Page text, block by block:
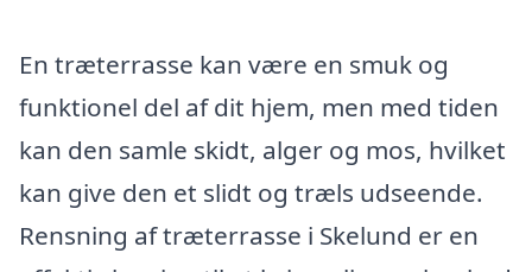
En træterrasse kan være en smuk og
funktionel del af dit hjem, men med tiden
kan den samle skidt, alger og mos, hvilket
kan give den et slidt og træls udseende.
Rensning af træterrasse i Skelund er en